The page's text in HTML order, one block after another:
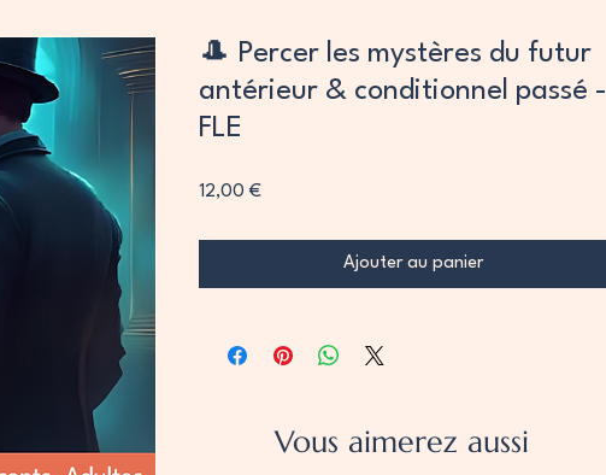
🎩 Percer les mystères du futur
antérieur & conditionnel passé -
FLE
12,00 €Prix
Ajouter au panier
Vous aimerez aussi